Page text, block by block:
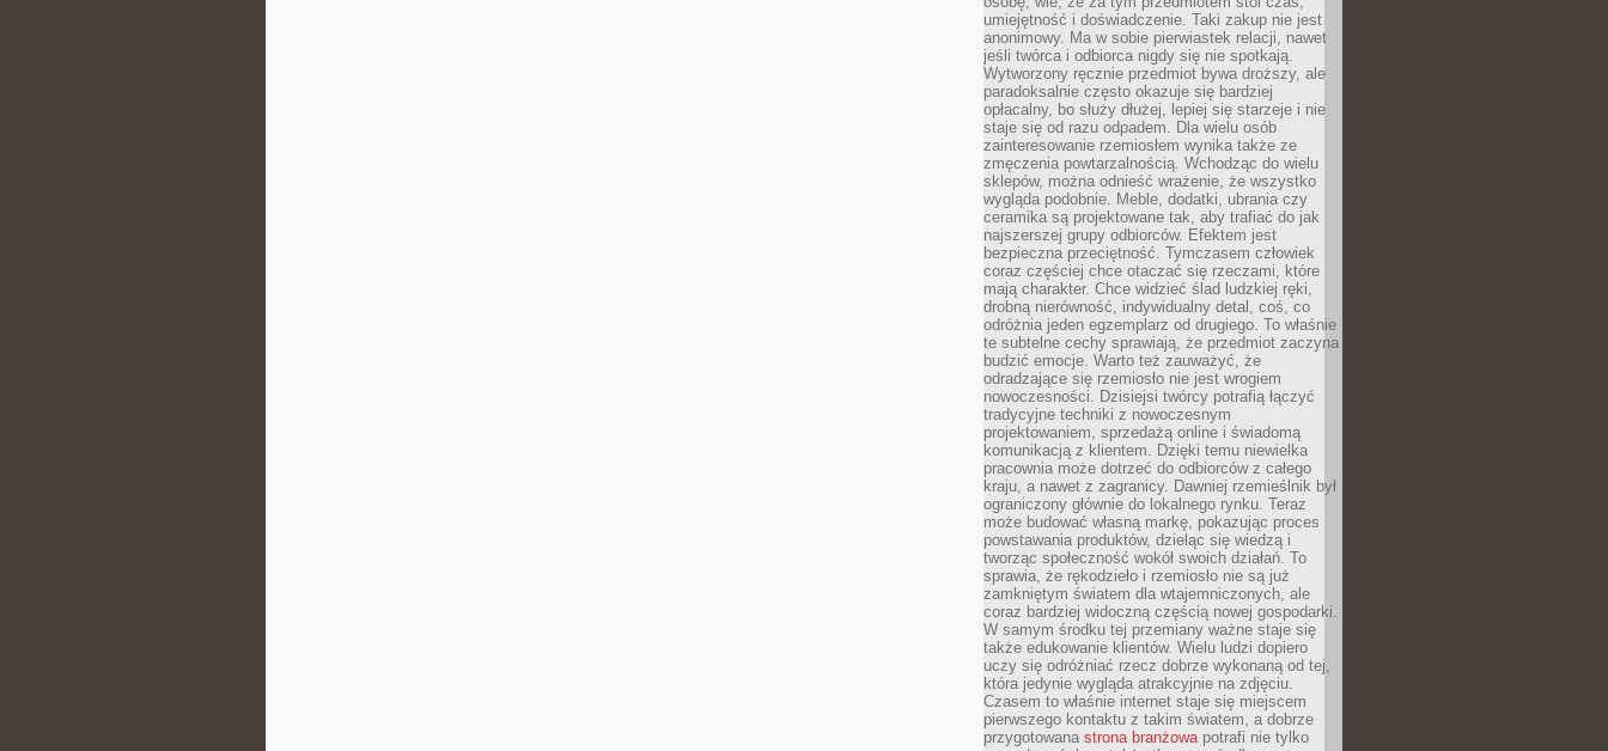
umiejętność i doświadczenie. Taki zakup nie jest
anonimowy. Ma w sobie pierwiastek relacji, nawet
jeśli twórca i odbiorca nigdy się nie spotkają.
Wytworzony ręcznie przedmiot bywa droższy, ale
paradoksalnie często okazuje się bardziej
opłacalny, bo służy dłużej, lepiej się starzeje i nie
staje się od razu odpadem. Dla wielu osób
zainteresowanie rzemiosłem wynika także ze
zmęczenia powtarzalnością. Wchodząc do wielu
sklepów, można odnieść wrażenie, że wszystko
wygląda podobnie. Meble, dodatki, ubrania czy
ceramika są projektowane tak, aby trafiać do jak
najszerszej grupy odbiorców. Efektem jest
bezpieczna przeciętność. Tymczasem człowiek
coraz częściej chce otaczać się rzeczami, które
mają charakter. Chce widzieć ślad ludzkiej ręki,
drobną nierówność, indywidualny detal, coś, co
odróżnia jeden egzemplarz od drugiego. To właśnie
te subtelne cechy sprawiają, że przedmiot zaczyna
budzić emocje. Warto też zauważyć, że
odradzające się rzemiosło nie jest wrogiem
nowoczesności. Dzisiejsi twórcy potrafią łączyć
tradycyjne techniki z nowoczesnym
projektowaniem, sprzedażą online i świadomą
komunikacją z klientem. Dzięki temu niewielka
pracownia może dotrzeć do odbiorców z całego
kraju, a nawet z zagranicy. Dawniej rzemieślnik był
ograniczony głównie do lokalnego rynku. Teraz
może budować własną markę, pokazując proces
powstawania produktów, dzieląc się wiedzą i
tworząc społeczność wokół swoich działań. To
sprawia, że rękodzieło i rzemiosło nie są już
zamkniętym światem dla wtajemniczonych, ale
coraz bardziej widoczną częścią nowej gospodarki.
W samym środku tej przemiany ważne staje się
także edukowanie klientów. Wielu ludzi dopiero
uczy się odróżniać rzecz dobrze wykonaną od tej,
która jedynie wygląda atrakcyjnie na zdjęciu.
Czasem to właśnie internet staje się miejscem
pierwszego kontaktu z takim światem, a dobrze
przygotowana strona branżowapotrafi nie tylko